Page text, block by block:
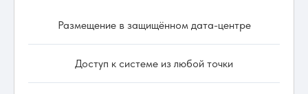
Размещение в защищённом дата-центре
Доступ к системе из любой точки